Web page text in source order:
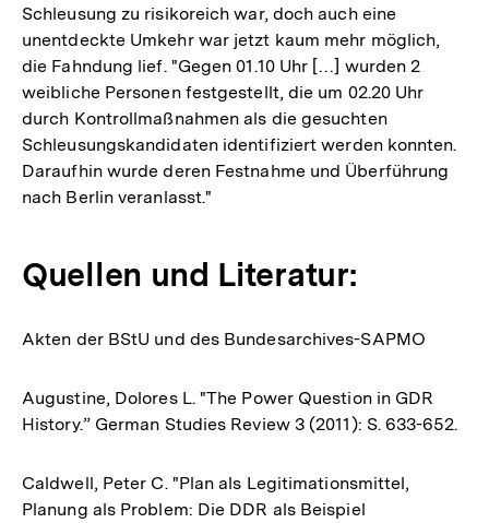
Schleusung zu risikoreich war, doch auch eine
unentdeckte Umkehr war jetzt kaum mehr möglich,
die Fahndung lief. "Gegen 01.10 Uhr […] wurden 2
weibliche Personen festgestellt, die um 02.20 Uhr
durch Kontrollmaßnahmen als die gesuchten
Schleusungskandidaten identifiziert werden konnten.
Daraufhin wurde deren Festnahme und Überführung
nach Berlin veranlasst."
Quellen und Literatur:
Akten der BStU und des Bundesarchives-SAPMO
Augustine, Dolores L. "The Power Question in GDR
History.” German Studies Review 3 (2011): S. 633-652.
Caldwell, Peter C. "Plan als Legitimationsmittel,
Planung als Problem: Die DDR als Beispiel